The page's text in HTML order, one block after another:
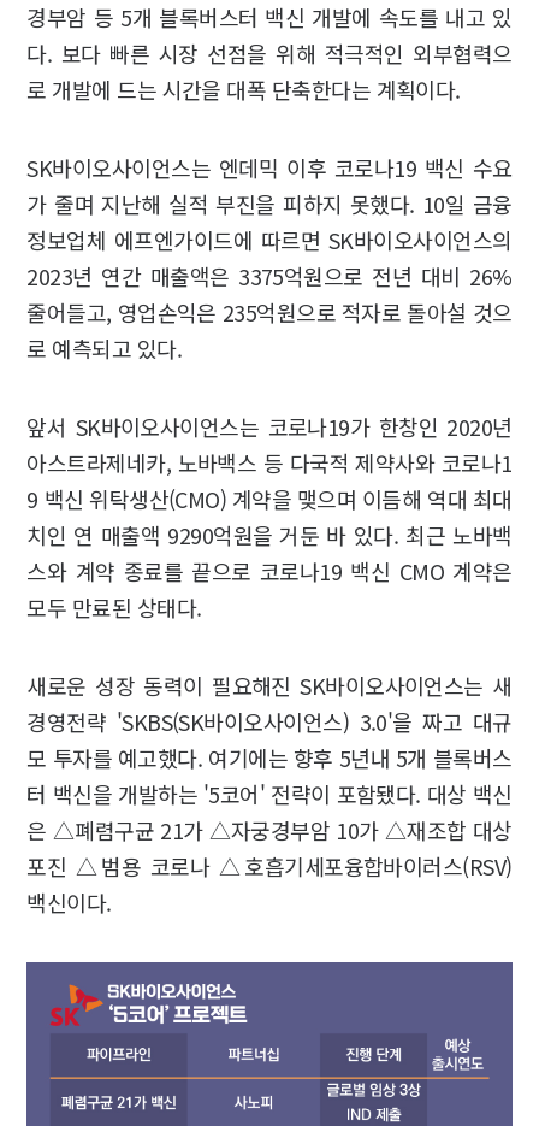
경부암 등 5개 블록버스터 백신 개발에 속도를 내고 있
다. 보다 빠른 시장 선점을 위해 적극적인 외부협력으
로 개발에 드는 시간을 대폭 단축한다는 계획이다.
SK바이오사이언스는 엔데믹 이후 코로나19 백신 수요
가 줄며 지난해 실적 부진을 피하지 못했다. 10일 금융
정보업체 에프엔가이드에 따르면 SK바이오사이언스의
2023년 연간 매출액은 3375억원으로 전년 대비 26%
줄어들고, 영업손익은 235억원으로 적자로 돌아설 것으
로 예측되고 있다.
앞서 SK바이오사이언스는 코로나19가 한창인 2020년
아스트라제네카, 노바백스 등 다국적 제약사와 코로나1
9 백신 위탁생산(CMO) 계약을 맺으며 이듬해 역대 최대
치인 연 매출액 9290억원을 거둔 바 있다. 최근 노바백
스와 계약 종료를 끝으로 코로나19 백신 CMO 계약은
모두 만료된 상태다.
새로운 성장 동력이 필요해진 SK바이오사이언스는 새
경영전략 'SKBS(SK바이오사이언스) 3.0'을 짜고 대규
모 투자를 예고했다. 여기에는 향후 5년내 5개 블록버스
터 백신을 개발하는 '5코어' 전략이 포함됐다. 대상 백신
은 △폐렴구균 21가 △자궁경부암 10가 △재조합 대상
포진 △범용 코로나 △호흡기세포융합바이러스(RSV)
백신이다.